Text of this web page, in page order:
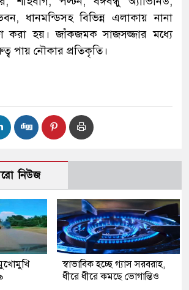
ধানমন্ডিসহ বিভিন্ন এলাকায় নানা
করা হয়। জাঁকজমক সাজসজ্জার মধ্যে
পায় নৌকার প্রতিকৃতি।
নিউজ
স্বাভাবিক হচ্ছে গ্যাস সরবরাহ,
ধীরে ধীরে কমছে ভোগান্তিও